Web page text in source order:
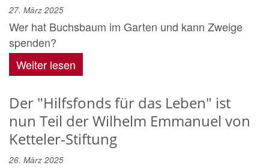
27. März 2025
Wer hat Buchsbaum im Garten und kann Zweige
spenden?
Weiter lesen
Der "Hilfsfonds für das Leben" ist
nun Teil der Wilhelm Emmanuel von
Ketteler-Stiftung
26. März 2025